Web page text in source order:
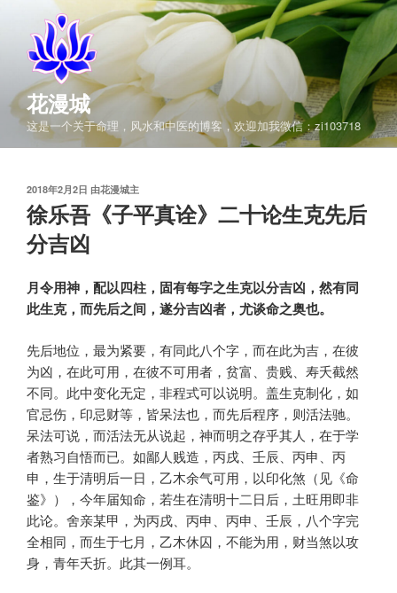
花漫城
这是一个关于命理，风水和中医的博客，欢迎加我微信：zi103718
发
布
于
2018年2月2日 由花漫城主
徐乐吾《子平真诠》二十论生克先后
分吉凶
月令用神，配以四柱，固有每字之生克以分吉凶，然有同
此生克，而先后之间，遂分吉凶者，尤谈命之奥也。
先后地位，最为紧要，有同此八个字，而在此为吉，在彼
为凶，在此可用，在彼不可用者，贫富、贵贱、寿夭截然
不同。此中变化无定，非程式可以说明。盖生克制化，如
官忌伤，印忌财等，皆呆法也，而先后程序，则活法驰。
呆法可说，而活法无从说起，神而明之存乎其人，在于学
者熟习自悟而已。如鄙人贱造，丙戌、壬辰、丙申、丙
申，生于清明后一日，乙木余气可用，以印化煞（见《命
鉴》），今年届知命，若生在清明十二日后，土旺用即非
此论。舍亲某甲，为丙戌、丙申、丙申、壬辰，八个字完
全相同，而生于七月，乙木休囚，不能为用，财当煞以攻
身，青年夭折。此其一例耳。